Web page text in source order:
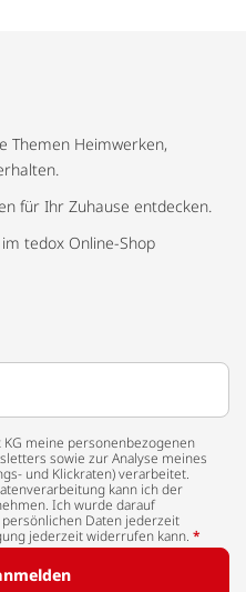
Themen Heimwerken,
für Ihr Zuhause entdecken.
tedox Online-Shop
meine personenbezogenen
sowie zur Analyse meines
und Klickraten) verarbeitet.
kann ich der
Ich wurde darauf
Daten jederzeit
jederzeit widerrufen kann. *